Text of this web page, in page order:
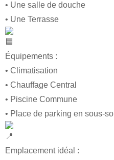
• Une salle de douche
• Une Terrasse
Équipements :
• Climatisation
• Chauffage Central
• Piscine Commune
• Place de parking en sous-sol
Emplacement idéal :